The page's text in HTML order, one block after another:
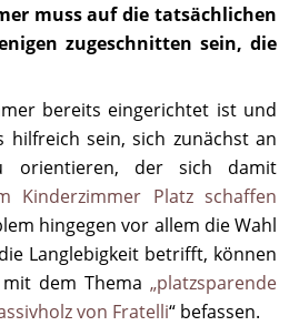
muss auf die tatsächlichen
zugeschnitten sein, die
bereits eingerichtet ist und
hilfreich sein, sich zunächst an
orientieren, der sich damit
Kinderzimmer Platz schaffen
hingegen vor allem die Wahl
Langlebigkeit betrifft, können
dem Thema „platzsparende
von Fratelli“ befassen.